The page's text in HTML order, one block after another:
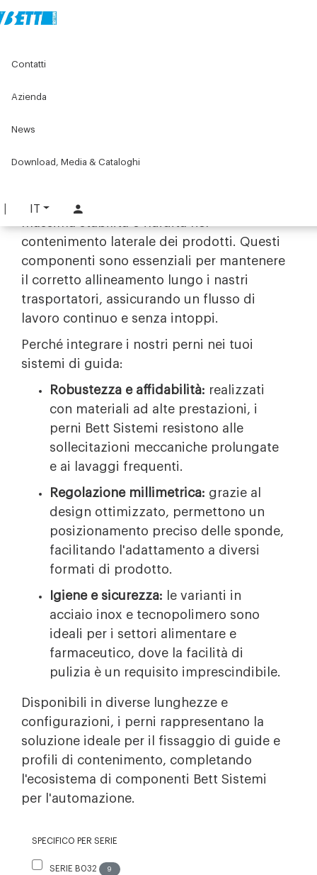
IT
Contatti
Azienda
News
Download, Media & Cataloghi
Componenti per guide prodotto
Supporto e precisione per le linee
di trasporto
Bett Sistemi è progettata per garantire la
contenimento laterale dei prodotti. Questi
componenti sono essenziali per mantenere
il corretto allineamento lungo i nastri
trasportatori, assicurando un flusso di
lavoro continuo e senza intoppi.
Perché integrare i nostri perni nei tuoi
sistemi di guida:
Robustezza e affidabilità: realizzati
con materiali ad alte prestazioni, i
perni Bett Sistemi resistono alle
sollecitazioni meccaniche prolungate
e ai lavaggi frequenti.
Regolazione millimetrica: grazie al
design ottimizzato, permettono un
posizionamento preciso delle sponde,
facilitando l'adattamento a diversi
formati di prodotto.
Igiene e sicurezza: le varianti in
acciaio inox e tecnopolimero sono
ideali per i settori alimentare e
farmaceutico, dove la facilità di
pulizia è un requisito imprescindibile.
Disponibili in diverse lunghezze e
configurazioni, i perni rappresentano la
soluzione ideale per il fissaggio di guide e
profili di contenimento, completando
l'ecosistema di componenti Bett Sistemi
per l'automazione.
SPECIFICO PER SERIE
SERIE B032 9